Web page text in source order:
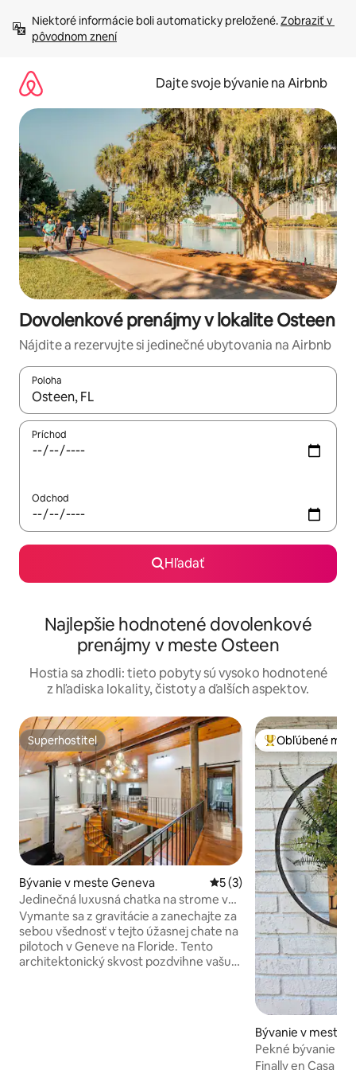
obsah.
Niektoré informácie boli automaticky preložené. Zobraziť v
pôvodnom znení
Dajte svoje bývanie na Airbnb
Dovolenkové prenájmy v lokalite Osteen
Nájdite a rezervujte si jedinečné ubytovania na Airbnb
Poloha
Keď budú výsledky k dispozícii, môžete si ich prechádzať
Príchod
Odchod
Hľadať
Najlepšie hodnotené dovolenkové
prenájmy v meste Osteen
Hostia sa zhodli: tieto pobyty sú vysoko hodnotené
z hľadiska lokality, čistoty a ďalších aspektov.
Superhostiteľ
Superhostiteľ
Bývanie v meste Geneva Priemerné ohodnotenie 5
5 (3)
Jedinečná luxusná chatka na strome v
blízkosti Disney a pláží
Vymante sa z gravitácie a zanechajte za
sebou všednosť v tejto úžasnej chate na
pilotoch v Geneve na Floride. Tento
architektonický skvost pozdvihne vašu
Najobľúbenejšie
Obľúbené
Bývanie v meste
Pekné bývanie
terasou na
Finally en Casa